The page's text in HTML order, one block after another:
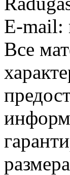
E-mail:
Все